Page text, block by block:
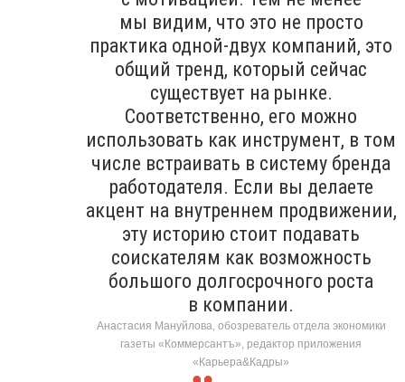
мы видим, что это не просто
практика одной-двух компаний, это
общий тренд, который сейчас
существует на рынке.
Соответственно, его можно
использовать как инструмент, в том
числе встраивать в систему бренда
работодателя. Если вы делаете
акцент на внутреннем продвижении,
эту историю стоит подавать
соискателям как возможность
большого долгосрочного роста
в компании.
Анастасия Мануйлова, обозреватель отдела экономики
газеты «Коммерсантъ», редактор приложения
«Карьера&Кадры»